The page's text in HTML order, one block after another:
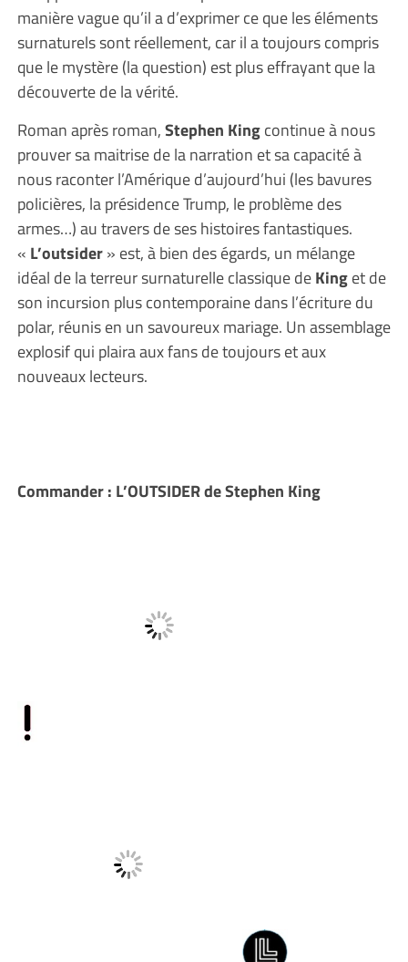
manière vague qu’il a d’exprimer ce que les éléments
surnaturels sont réellement, car il a toujours compris
que le mystère (la question) est plus effrayant que la
découverte de la vérité.
Roman après roman,Stephen Kingcontinue à nous
prouver sa maitrise de la narration et sa capacité à
nous raconter l’Amérique d’aujourd’hui (les bavures
policières, la présidence Trump, le problème des
armes…) au travers de ses histoires fantastiques.
« L’outsider» est, à bien des égards, un mélange
idéal de la terreur surnaturelle classique deKinget de
son incursion plus contemporaine dans l’écriture du
polar, réunis en un savoureux mariage. Un assemblage
explosif qui plaira aux fans de toujours et aux
nouveaux lecteurs.
Commander : L’OUTSIDER de Stephen King